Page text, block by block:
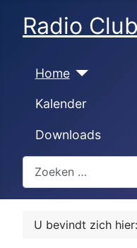
Radio
Home
Kalender
Downloads
Zoeken
U bevindt zich hier: